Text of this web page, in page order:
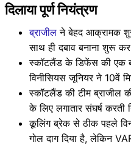
दिलाया पूर्ण नियंत्रण
ब्राजील ने बेहद आक्रामक
साथ ही दबाव बनाना शुरू कर
स्कॉटलैंड के डिफेंस की एक
विनीसियस जूनियर ने 10वें
स्कॉटलैंड की टीम ब्राजील
के लिए लगातार संघर्ष करती
कूलिंग ब्रेक से ठीक पहले
गोल दाग दिया है, लेकिन